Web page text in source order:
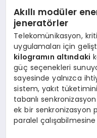
Akıllı modüler
jeneratörler
Telekomünikasyon,
uygulamaları için
kilogramın altındaki
güç seçenekleri
sayesinde yalnızca
sistem, yakıt
tabanlı
ek bir senkronizasyon
paralel